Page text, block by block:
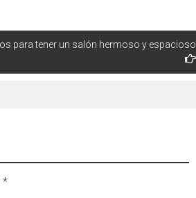
para tener un salón hermoso y espacioso
*